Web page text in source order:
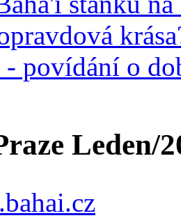
povídání o
Leden/